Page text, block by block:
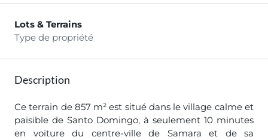
Lots & Terrains
Type de propriété
Description
Ce terrain de 857 m² est situé dans le village calme et
paisible de Santo Domingo, à seulement 10 minutes
en voiture du centre-ville de Samara et de sa